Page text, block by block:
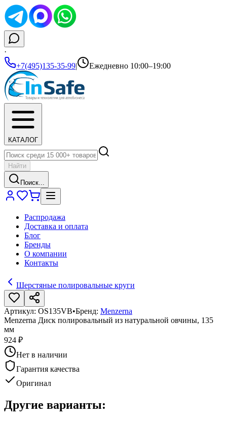
·
+7(495)135-35-99| Ежедневно 10:00–19:00
КАТАЛОГ
Найти
Поиск...
Распродажа
Доставка и оплата
Блог
Бренды
О компании
Контакты
Шерстяные полировальные круги
Артикул: OS135VB•Бренд: Menzerna
Menzerna Диск полировальный из натуральной овчины, 135
мм
924 ₽
Нет в наличии
Гарантия качества
Оригинал
Другие варианты: